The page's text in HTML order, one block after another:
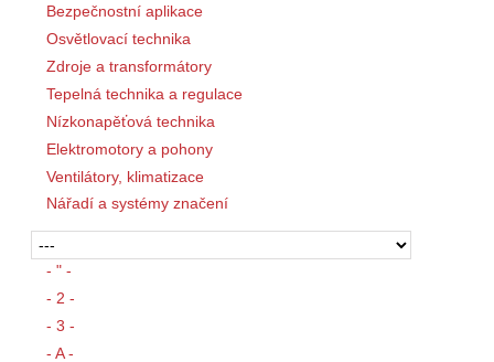
Bezpečnostní aplikace
Osvětlovací technika
Zdroje a transformátory
Tepelná technika a regulace
Nízkonapěťová technika
Elektromotory a pohony
Ventilátory, klimatizace
Nářadí a systémy značení
- " -
- 2 -
- 3 -
- A -